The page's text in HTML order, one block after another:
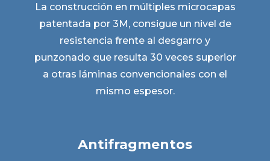
La construcción en múltiples microcapas
patentada por 3M, consigue un nivel de
resistencia frente al desgarro y
punzonado que resulta 30 veces superior
a otras láminas convencionales con el
mismo espesor.
Antifragmentos